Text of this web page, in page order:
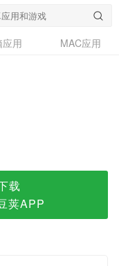
应用
MAC应用
载
荚APP